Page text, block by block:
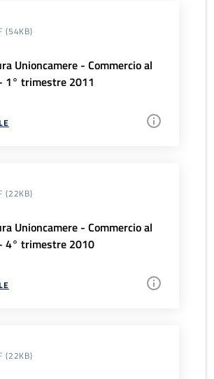
(54KB)
Unioncamere - Commercio al
1° trimestre 2011
(22KB)
Unioncamere - Commercio al
4° trimestre 2010
(22KB)